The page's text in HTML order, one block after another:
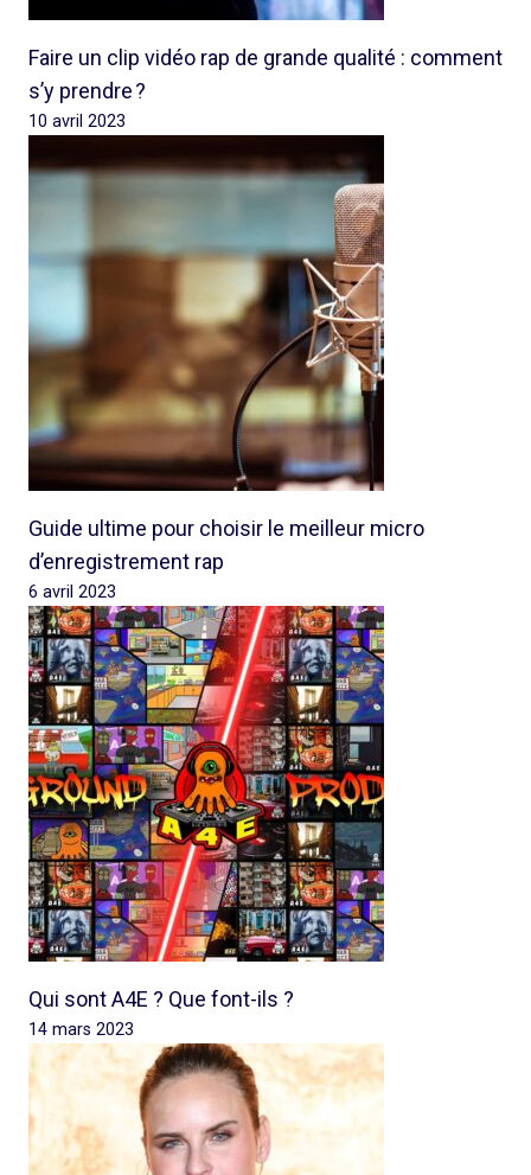
Faire un clip vidéo rap de grande qualité : comment
s’y prendre ?
10 avril 2023
Guide ultime pour choisir le meilleur micro
d’enregistrement rap
6 avril 2023
Qui sont A4E ? Que font-ils ?
14 mars 2023